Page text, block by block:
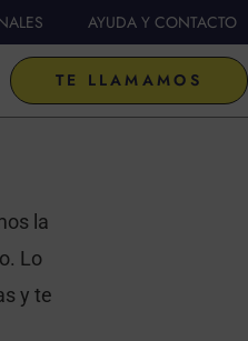
AYUDA Y CONTACTO
PONT GRUP
TE LLAMAMOS
la
Lo
y te